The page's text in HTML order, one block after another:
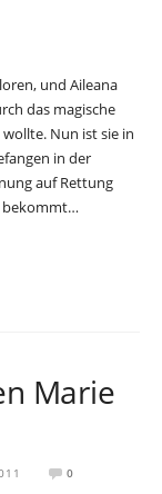
und Aileana
das magische
Nun ist sie in
in der
auf Rettung
bekommt…
Marie
0